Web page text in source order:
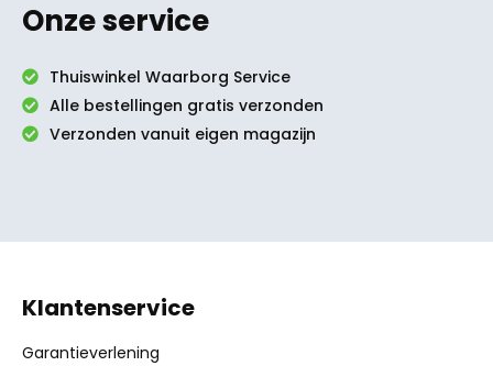
Onze service
Thuiswinkel Waarborg Service
Alle bestellingen gratis verzonden
Verzonden vanuit eigen magazijn
Klantenservice
Garantieverlening